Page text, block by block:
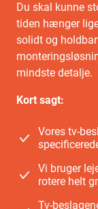
Du skal kunne
tiden hænger
solidt og
mindste detalje.
Kort sagt:
Vores tv-
Vi bruger
rotere helt
Tv-